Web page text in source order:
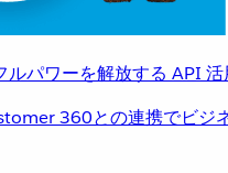
ルパワーを解放する API 活
360との連携でビジ